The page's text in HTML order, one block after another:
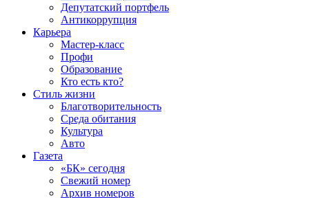
Депутатский портфель
Антикоррупция
Карьера
Мастер-класс
Профи
Образование
Кто есть кто?
Стиль жизни
Благотворительность
Среда обитания
Культура
Авто
Газета
«БК» сегодня
Свежий номер
Архив номеров